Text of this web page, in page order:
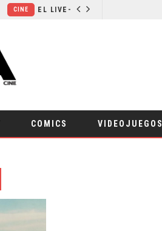
COMICS VIDEOJUEGOS